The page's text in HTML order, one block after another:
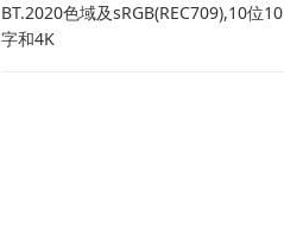
BT.2020色域及sRGB(REC709),10位
字和4K